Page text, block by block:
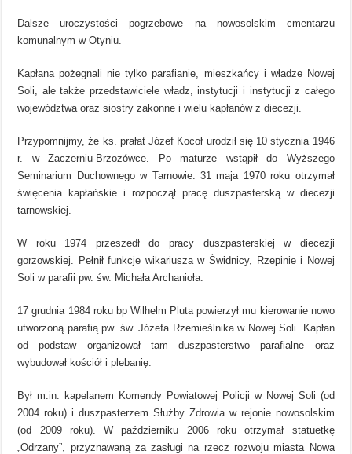
Dalsze uroczystości pogrzebowe na nowosolskim cmentarzu
komunalnym w Otyniu.
Kapłana pożegnali nie tylko parafianie, mieszkańcy i władze Nowej
Soli, ale także przedstawiciele władz, instytucji i instytucji z całego
województwa oraz siostry zakonne i wielu kapłanów z diecezji.
Przypomnijmy, że ks. prałat Józef Kocoł urodził się 10 stycznia 1946
r. w Zaczerniu-Brzozówce. Po maturze wstąpił do Wyższego
Seminarium Duchownego w Tarnowie. 31 maja 1970 roku otrzymał
święcenia kapłańskie i rozpoczął pracę duszpasterską w diecezji
tarnowskiej.
W roku 1974 przeszedł do pracy duszpasterskiej w diecezji
gorzowskiej. Pełnił funkcje wikariusza w Świdnicy, Rzepinie i Nowej
Soli w parafii pw. św. Michała Archanioła.
17 grudnia 1984 roku bp Wilhelm Pluta powierzył mu kierowanie nowo
utworzoną parafią pw. św. Józefa Rzemieślnika w Nowej Soli. Kapłan
od podstaw organizował tam duszpasterstwo parafialne oraz
wybudował kościół i plebanię.
Był m.in. kapelanem Komendy Powiatowej Policji w Nowej Soli (od
2004 roku) i duszpasterzem Służby Zdrowia w rejonie nowosolskim
(od 2009 roku). W październiku 2006 roku otrzymał statuetkę
„Odrzany”, przyznawaną za zasługi na rzecz rozwoju miasta Nowa